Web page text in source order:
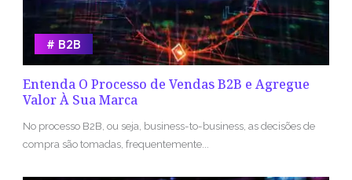
Entenda O Processo de Vendas B2B e Agregue
Valor À Sua Marca
B2B
No processo B2B, ou seja, business-to-business, as decisões de
compra são tomadas, frequentemente...